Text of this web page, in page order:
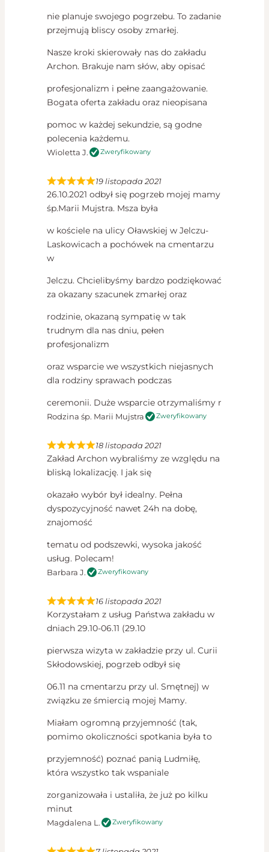
nie planuje swojego pogrzebu. To zadanie
przejmują bliscy osoby zmarłej.
Nasze kroki skierowały nas do zakładu
Archon. Brakuje nam słów, aby opisać
profesjonalizm i pełne zaangażowanie.
Bogata oferta zakładu oraz nieopisana
pomoc w każdej sekundzie, są godne
polecenia każdemu.
Wioletta J. Zweryfikowany
19 listopada 2021
26.10.2021 odbył się pogrzeb mojej mamy
śp.Marii Mujstra. Msza była
w kościele na ulicy Oławskiej w Jelczu-
Laskowicach a pochówek na cmentarzu
w
Jelczu. Chcielibyśmy bardzo podziękować
za okazany szacunek zmarłej oraz
rodzinie, okazaną sympatię w tak
trudnym dla nas dniu, pełen
profesjonalizm
oraz wsparcie we wszystkich niejasnych
dla rodziny sprawach podczas
ceremonii. Duże wsparcie otrzymaliśmy r
Rodzina śp. Marii Mujstra Zweryfikowany
18 listopada 2021
Zakład Archon wybraliśmy ze względu na
bliską lokalizację. I jak się
okazało wybór był idealny. Pełna
dyspozycyjność nawet 24h na dobę,
znajomość
tematu od podszewki, wysoka jakość
usług. Polecam!
Barbara J. Zweryfikowany
16 listopada 2021
Korzystałam z usług Państwa zakładu w
dniach 29.10-06.11 (29.10
pierwsza wizyta w zakładzie przy ul. Curii
Skłodowskiej, pogrzeb odbył się
06.11 na cmentarzu przy ul. Smętnej) w
związku ze śmiercią mojej Mamy.
Miałam ogromną przyjemność (tak,
pomimo okoliczności spotkania była to
przyjemność) poznać panią Ludmiłę,
która wszystko tak wspaniale
zorganizowała i ustaliła, że już po kilku
minut
Magdalena L. Zweryfikowany